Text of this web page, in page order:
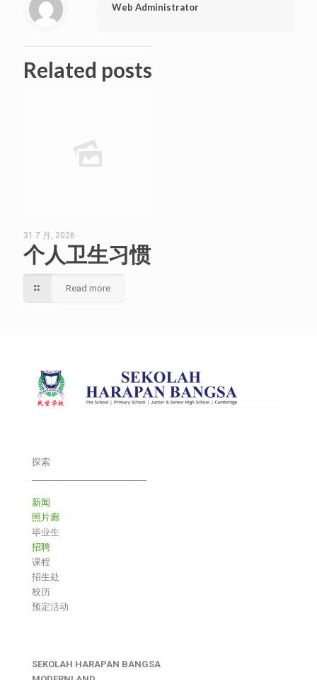
Web Administrator
Related posts
31 7 月, 2026
个人卫生习惯
Read more
探索
新闻
照片廊
毕业生
招聘
课程
招生处
校历
预定活动
SEKOLAH HARAPAN BANGSA